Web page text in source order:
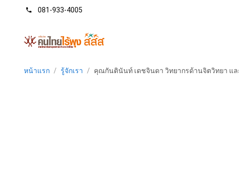
phone 081-933-4005
หน้าแรก / รู้จักเรา / คุณกันตินันท์ เดชจินดา วิทยากรด้านจิตวิทยา แ